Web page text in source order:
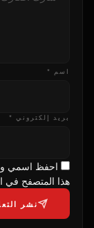
اسم *
بريد إلكتروني *
احفظ اسمي
هذا المتصفح في
نشر